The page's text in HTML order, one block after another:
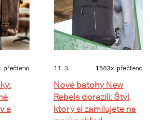
přečteno
a
11. 3. 1563x přečteno
Nové batohy New
Rebels dorazili: Štýl,
ktorý si zamilujete na